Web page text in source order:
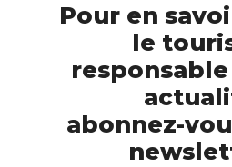
Pour en
le
abonnez-